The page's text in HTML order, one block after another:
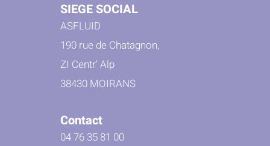
SIEGE SOCIAL
ASFLUID
190 rue de Chatagnon,
ZI Centr' Alp
38430 MOIRANS
Contact
04 76 35 81 00